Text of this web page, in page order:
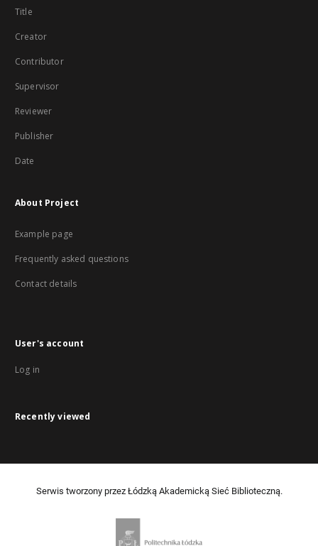
Title
Creator
Contributor
Supervisor
Reviewer
Publisher
Date
About Project
Example page
Frequently asked questions
Contact details
User's account
Log in
Recently viewed
Serwis tworzony przez Łódzką Akademicką Sieć Biblioteczną.